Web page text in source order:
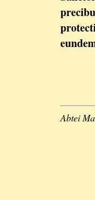
Abtei